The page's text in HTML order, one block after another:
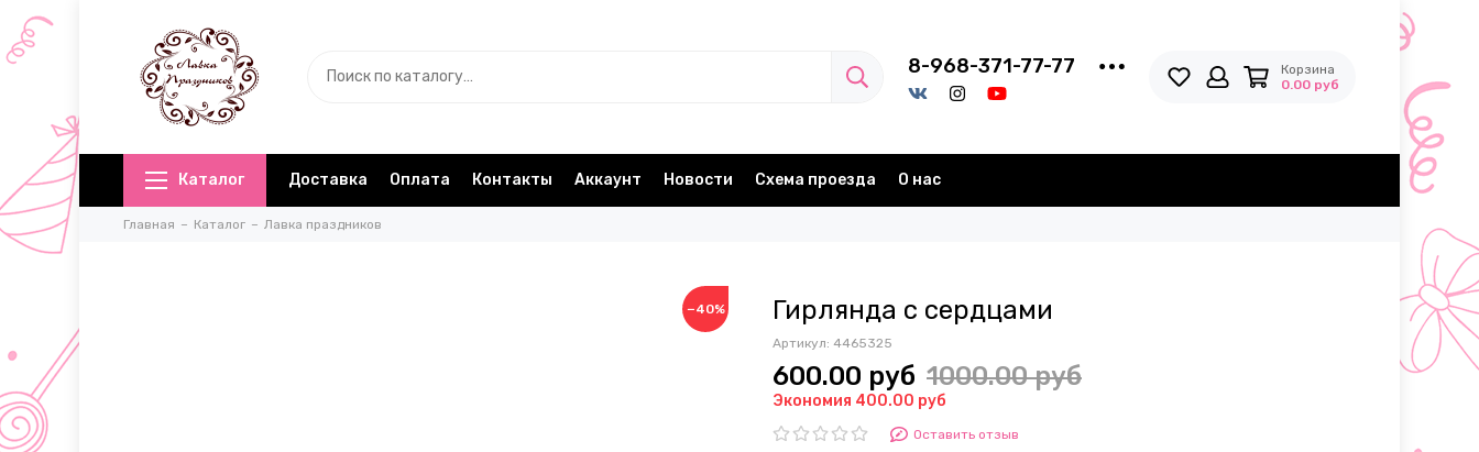
8-968-371-77-77
Корзина
0.00 руб
Каталог Доставка Оплата Контакты Аккаунт Новости Схема проезда О нас
Главная Каталог Лавка праздников
−40% Гирлянда с сердцами
Артикул: 4465325
600.00 руб 1000.00 руб
Экономия 400.00 руб
Оставить отзыв